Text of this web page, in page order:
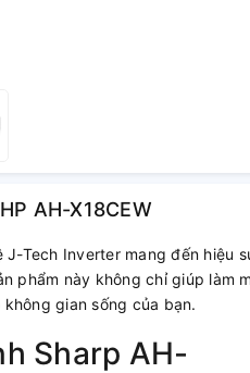
AH-X18CEW
J-Tech Inverter mang đến hiệu
phẩm này không chỉ giúp làm
gian sống của bạn.
Sharp AH-